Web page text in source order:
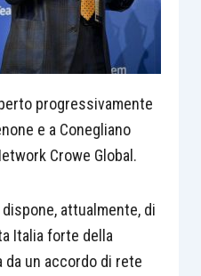
progressivamente
e a Conegliano
Crowe Global.
attualmente, di
Italia forte della
un accordo di rete